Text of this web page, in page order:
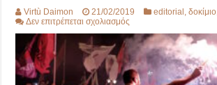
Virtù Daimon 21/02/2019 editorial ,δοκίμιο
Δεν επιτρέπεται σχολιασμός
ζωή
τραβάει
την
ανηφόρα…